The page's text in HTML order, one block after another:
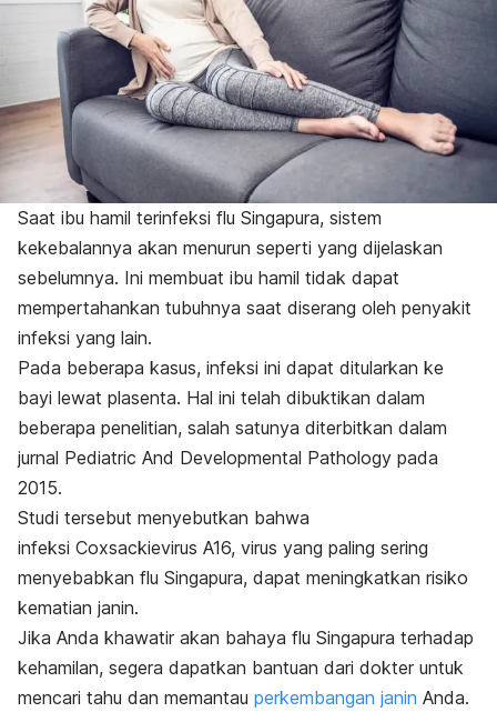
Saat ibu hamil terinfeksi flu Singapura, sistem
kekebalannya akan menurun seperti yang dijelaskan
sebelumnya. Ini membuat ibu hamil tidak dapat
mempertahankan tubuhnya saat diserang oleh penyakit
infeksi yang lain.
Pada beberapa kasus, infeksi ini dapat ditularkan ke
bayi lewat plasenta. Hal ini telah dibuktikan dalam
beberapa penelitian, salah satunya diterbitkan dalam
jurnal Pediatric And Developmental Pathology pada
2015.
Studi tersebut menyebutkan bahwa
infeksi Coxsackievirus A16, virus yang paling sering
menyebabkan flu Singapura, dapat meningkatkan risiko
kematian janin.
Jika Anda khawatir akan bahaya flu Singapura terhadap
kehamilan, segera dapatkan bantuan dari dokter untuk
mencari tahu dan memantau perkembangan janin Anda.